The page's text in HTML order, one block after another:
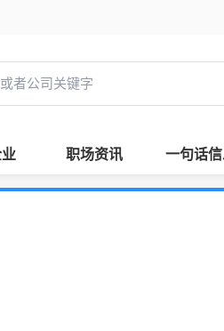
职场资讯 一句话